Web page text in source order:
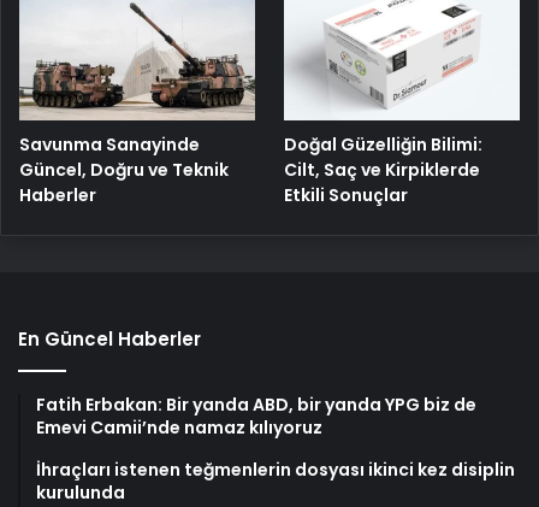
Savunma Sanayinde
Güncel, Doğru ve Teknik
Haberler
Doğal Güzelliğin Bilimi:
Cilt, Saç ve Kirpiklerde
Etkili Sonuçlar
En Güncel Haberler
Fatih Erbakan: Bir yanda ABD, bir yanda YPG biz de
Emevi Camii’nde namaz kılıyoruz
İhraçları istenen teğmenlerin dosyası ikinci kez disiplin
kurulunda